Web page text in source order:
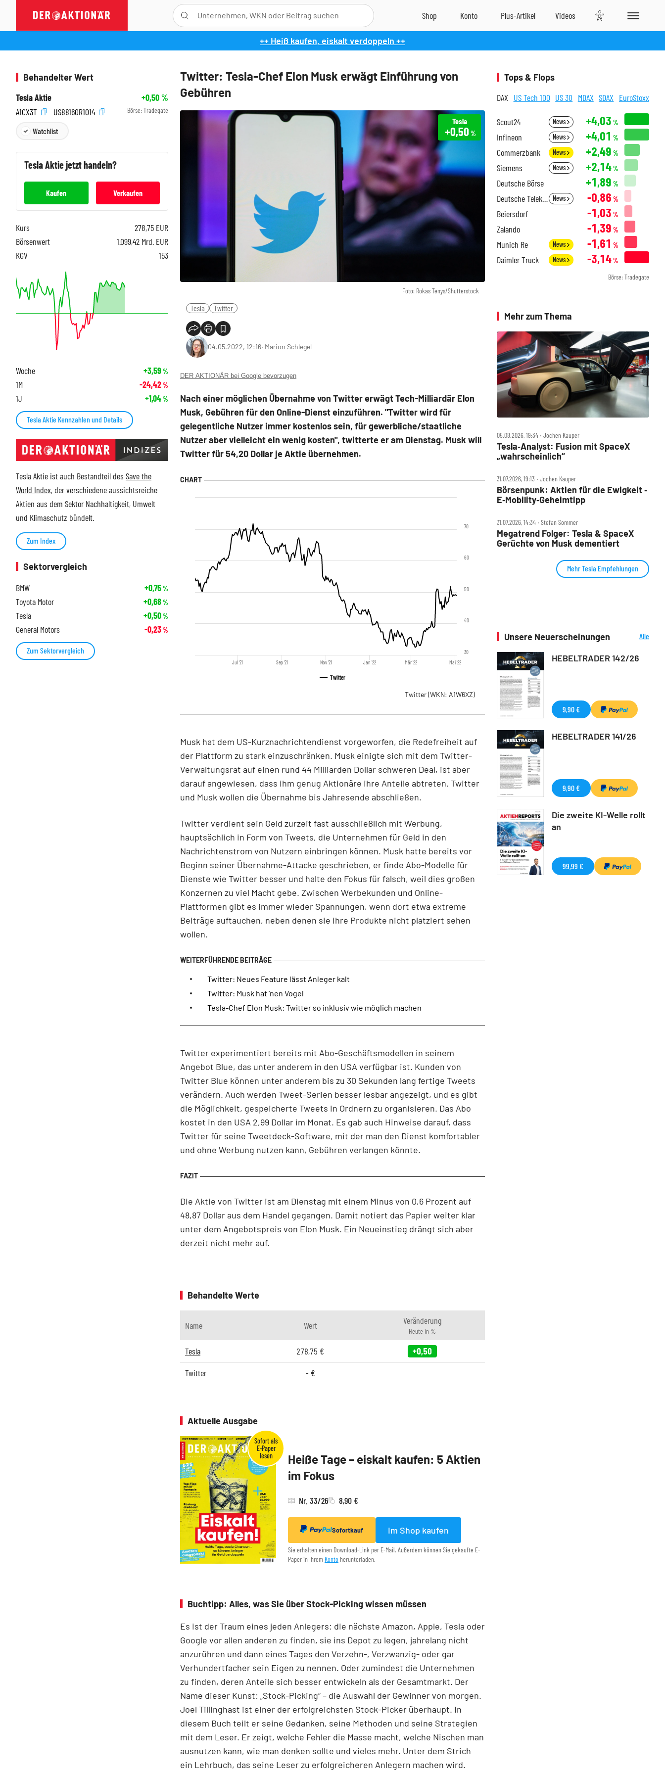
++ Heiß kaufen, eiskalt verdoppeln ++
Twitter: Tesla-Chef Elon Musk erwägt Einführung von
Gebühren
Foto: Rokas Tenys/Shutterstock
Tesla
+0,50%
Tesla Twitter
04.05.2022, 12:16‧ Marion Schlegel
DER AKTIONÄR bei Google bevorzugen
Nach einer möglichen Übernahme von Twitter erwägt Tech-Milliardär Elon
Musk, Gebühren für den Online-Dienst einzuführen. "Twitter wird für
gelegentliche Nutzer immer kostenlos sein, für gewerbliche/staatliche
Nutzer aber vielleicht ein wenig kosten", twitterte er am Dienstag. Musk will
Twitter für 54,20 Dollar je Aktie übernehmen.
Twitter
Jul '21 Sep '21 Nov '21 Jan '22 Mär '22 Mai '22
30
40
50
60
70
Twitter(WKN: A1W6XZ)
Musk hat dem US-Kurznachrichtendienst vorgeworfen, die Redefreiheit auf
der Plattform zu stark einzuschränken. Musk einigte sich mit dem Twitter-
Verwaltungsrat auf einen rund 44 Milliarden Dollar schweren Deal, ist aber
darauf angewiesen, dass ihm genug Aktionäre ihre Anteile abtreten. Twitter
und Musk wollen die Übernahme bis Jahresende abschließen.
Twitter verdient sein Geld zurzeit fast ausschließlich mit Werbung,
hauptsächlich in Form von Tweets, die Unternehmen für Geld in den
Nachrichtenstrom von Nutzern einbringen können. Musk hatte bereits vor
Beginn seiner Übernahme-Attacke geschrieben, er finde Abo-Modelle für
Dienste wie Twitter besser und halte den Fokus für falsch, weil dies großen
Konzernen zu viel Macht gebe. Zwischen Werbekunden und Online-
Plattformen gibt es immer wieder Spannungen, wenn dort etwa extreme
Beiträge auftauchen, neben denen sie ihre Produkte nicht platziert sehen
wollen.
Twitter: Neues Feature lässt Anleger kalt
Twitter: Musk hat ’nen Vogel
Tesla-Chef Elon Musk: Twitter so inklusiv wie möglich machen
Twitter experimentiert bereits mit Abo-Geschäftsmodellen in seinem
Angebot Blue, das unter anderem in den USA verfügbar ist. Kunden von
Twitter Blue können unter anderem bis zu 30 Sekunden lang fertige Tweets
verändern. Auch werden Tweet-Serien besser lesbar angezeigt, und es gibt
die Möglichkeit, gespeicherte Tweets in Ordnern zu organisieren. Das Abo
kostet in den USA 2,99 Dollar im Monat. Es gab auch Hinweise darauf, dass
Twitter für seine Tweetdeck-Software, mit der man den Dienst komfortabler
und ohne Werbung nutzen kann, Gebühren verlangen könnte.
Die Aktie von Twitter ist am Dienstag mit einem Minus von 0,6 Prozent auf
48,87 Dollar aus dem Handel gegangen. Damit notiert das Papier weiter klar
unter dem Angebotspreis von Elon Musk. Ein Neueinstieg drängt sich aber
derzeit nicht mehr auf.
Behandelte Werte
Name Wert Veränderung
Heute in %
Tesla 278,75 €
+0,50
Twitter
- €
Aktuelle Ausgabe
Heiße Tage – eiskalt kaufen: 5 Aktien
im Fokus
Nr. 33/26 8,90 €
Sofortkauf Im Shop kaufen
Sie erhalten einen Download-Link per E-Mail. Außerdem können Sie gekaufte E-
Paper in Ihrem Konto herunterladen.
Buchtipp: Alles, was Sie über Stock-Picking wissen müssen
Es ist der Traum eines jeden Anlegers: die nächste Amazon, Apple, Tesla oder
Google vor allen anderen zu finden, sie ins Depot zu legen, jahrelang nicht
anzurühren und dann eines Tages den Verzehn-, Verzwanzig- oder gar
Verhundertfacher sein Eigen zu nennen. Oder zumindest die Unternehmen
zu finden, deren Anteile sich besser entwickeln als der Gesamtmarkt. Der
Name dieser Kunst: „Stock-Picking“ – die Auswahl der Gewinner von morgen.
Joel Tillinghast ist einer der erfolgreichsten Stock-Picker überhaupt. In
diesem Buch teilt er seine Gedanken, seine Methoden und seine Strategien
mit dem Leser. Er zeigt, welche Fehler die Masse macht, welche Nischen man
ausnutzen kann, wie man denken sollte und vieles mehr. Unter dem Strich
ein Lehrbuch, das seine Leser zu erfolgreicheren Anlegern machen wird.
Behandelter Wert
Tesla Aktie
+0,50%
A1CX3T
US88160R1014 Börse: Tradegate
Watchlist
TeslaAktie jetzt handeln?
Kaufen Verkaufen
Kurs 278,75 EUR
Börsenwert
1.099,42 Mrd. EUR
KGV
153
Woche +3,59%
1M -24,42%
1J +1,04%
Tesla Aktie Kennzahlen und Details
Tesla Aktie ist auch Bestandteil desSave the
World Index, der verschiedene aussichtsreiche
Aktien aus dem Sektor Nachhaltigkeit, Umwelt
und Klimaschutz bündelt.
Zum Index
Sektorvergleich
BMW
+0,75%
Toyota Motor +0,68%
Tesla +0,50%
General Motors -0,23%
Zum Sektorvergleich
Tops & Flops
DAX US Tech 100 US 30 MDAX SDAX EuroStoxx
Scout24 News +4,03 %
Infineon News +4,01 %
Commerzbank News +2,49 %
Siemens News +2,14%
Deutsche Börse +1,89 %
Deutsche Telekom News -0,86 %
Beiersdorf -1,03 %
Zalando -1,39 %
Munich Re News -1,61 %
Daimler Truck News -3,14%
Börse: Tradegate
Mehr zum Thema
05.08.2026, 19:34 ‧ Jochen Kauper
Tesla‑Analyst: Fusion mit SpaceX
„wahrscheinlich“
31.07.2026, 19:13 ‧ Jochen Kauper
Börsenpunk: Aktien für die Ewigkeit ‑
E‑Mobility‑Geheimtipp
31.07.2026, 14:34 ‧ Stefan Sommer
Megatrend Folger: Tesla & SpaceX
Gerüchte von Musk dementiert
Mehr Tesla Empfehlungen
Unsere Neuerscheinungen
Alle
HEBELTRADER 142/26
9,90 €
HEBELTRADER 141/26
9,90 €
Die zweite KI-Welle rollt
an
99,99 €